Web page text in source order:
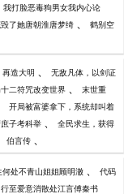
我打脸恶毒狗男女我内心论
了她唐朝淮唐梦绮 、 鹤别空
再造大明 、 无敌凡体，以剑证
二符咒改变世界 、 末世重
开局被富婆拿下，系统却叫着
子考科举 、 全民求生，获得
伯言传 、
何处不青山姐姐顾明澈 、 代码
行至爱意消散处江言傅秦书